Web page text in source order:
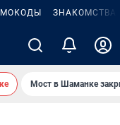
ЗНАКОМСТВА
Мост в Шаманке